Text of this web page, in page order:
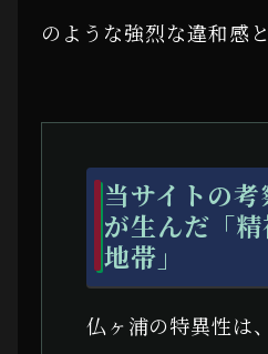
のような強烈な違和感
当サイトの
が生んだ「
地帯」
仏ヶ浦の特異性は